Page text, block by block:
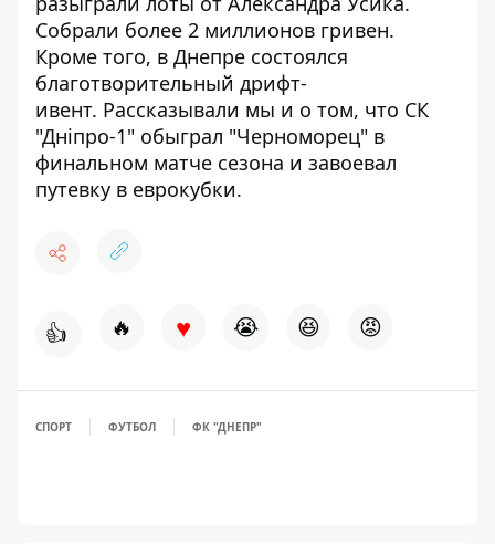
Собрали более 2 миллионов гривен.
Кроме того, в Днепре состоялся
благотворительный дрифт-
ивент. Рассказывали мы и о том, что СК
"Дніпро-1" обыграл "Черноморец" в
финальном матче сезона и завоевал
путевку в еврокубки.
👍 🔥 ♥ 😭 😆 😡
СПОРТ ФУТБОЛ ФК "ДНЕПР"